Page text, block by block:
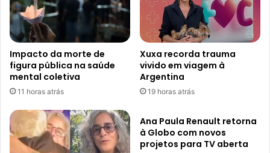
Impacto da morte de
figura pública na saúde
mental coletiva
11 horas atrás
Xuxa recorda trauma
vivido em viagem à
Argentina
19 horas atrás
Ana Paula Renault retorna
à Globo com novos
projetos para TV aberta